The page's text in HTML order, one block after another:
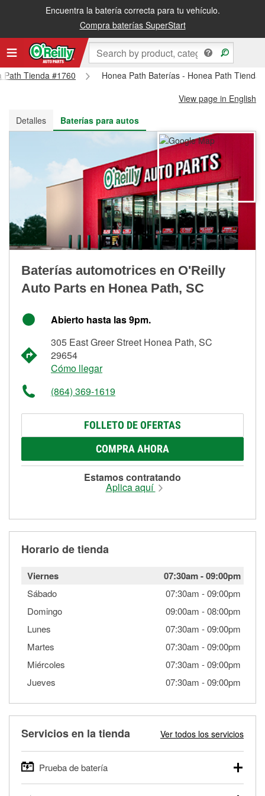
Encuentra la batería correcta para tu vehículo.
Compra baterías SuperStart
Recibe tu orden gratis al día siguiente o recógela en la tienda
Path Tienda #1760
Honea Path Baterías - Honea Path Tienda
View page in English
Detalles
Baterías para autos
Baterías automotrices en O'Reilly
Auto Parts en Honea Path, SC
Abierto hasta las 9pm.
305 East Greer Street Honea Path, SC
29654
Cómo llegar
(864) 369-1619
FOLLETO DE OFERTAS
COMPRA AHORA
Estamos contratando
Aplica aquí
Horario de tienda
Viernes 07:30am-09:00pm
Sábado 07:30am -09:00pm
Domingo
09:00am -08:00pm
Lunes
07:30am -09:00pm
Martes
07:30am -09:00pm
Miércoles
07:30am -09:00pm
Jueves
07:30am -09:00pm
Servicios en la tienda Ver todos los servicios
Prueba de batería